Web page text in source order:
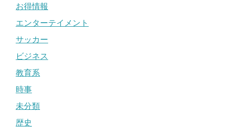
お得情報
エンターテイメント
サッカー
ビジネス
教育系
時事
未分類
歴史